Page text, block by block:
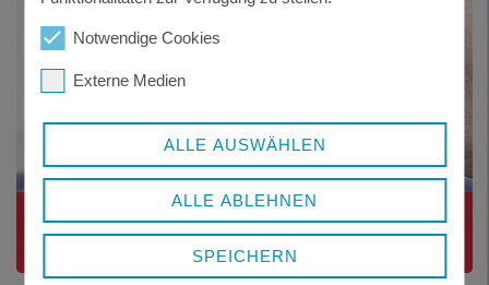
MEDIENSUCHE
Notwendige Cookies
Externe Medien
ALLE AUSWÄHLEN
ALLE ABLEHNEN
SPEICHERN